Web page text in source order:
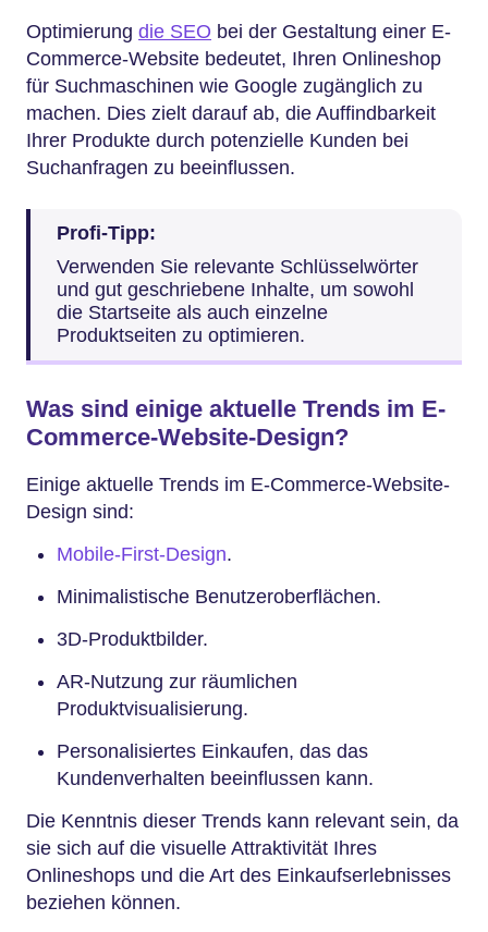
Optimierung die SEO bei der Gestaltung einer E-
Commerce-Website bedeutet, Ihren Onlineshop
für Suchmaschinen wie Google zugänglich zu
machen. Dies zielt darauf ab, die Auffindbarkeit
Ihrer Produkte durch potenzielle Kunden bei
Suchanfragen zu beeinflussen.
Profi-Tipp:
Verwenden Sie relevante Schlüsselwörter
und gut geschriebene Inhalte, um sowohl
die Startseite als auch einzelne
Produktseiten zu optimieren.
Was sind einige aktuelle Trends im E-
Commerce-Website-Design?
Einige aktuelle Trends im E-Commerce-Website-
Design sind:
Mobile-First-Design.
Minimalistische Benutzeroberflächen.
3D-Produktbilder.
AR-Nutzung zur räumlichen
Produktvisualisierung.
Personalisiertes Einkaufen, das das
Kundenverhalten beeinflussen kann.
Die Kenntnis dieser Trends kann relevant sein, da
sie sich auf die visuelle Attraktivität Ihres
Onlineshops und die Art des Einkaufserlebnisses
beziehen können.